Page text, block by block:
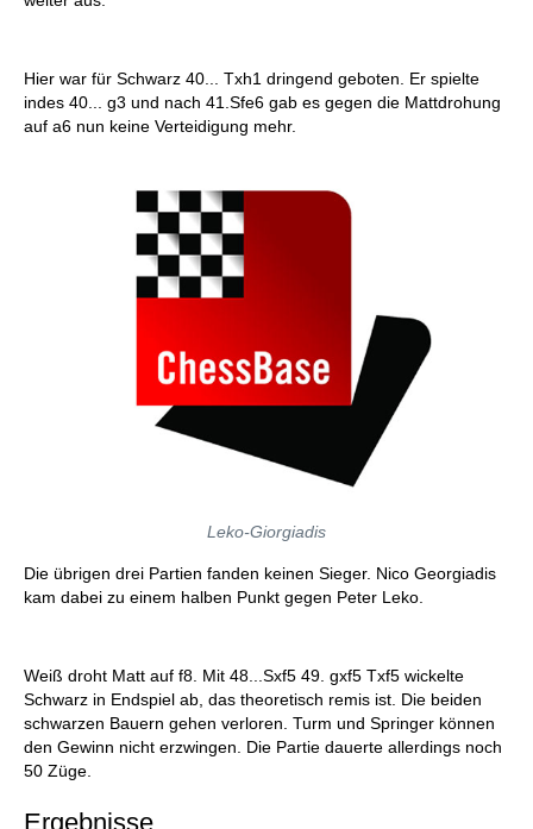
Hier war für Schwarz 40... Txh1 dringend geboten. Er spielte
indes 40... g3 und nach 41.Sfe6 gab es gegen die Mattdrohung
auf a6 nun keine Verteidigung mehr.
Leko-Giorgiadis
Die übrigen drei Partien fanden keinen Sieger. Nico Georgiadis
kam dabei zu einem halben Punkt gegen Peter Leko.
Weiß droht Matt auf f8. Mit 48...Sxf5 49. gxf5 Txf5 wickelte
Schwarz in Endspiel ab, das theoretisch remis ist. Die beiden
schwarzen Bauern gehen verloren. Turm und Springer können
den Gewinn nicht erzwingen. Die Partie dauerte allerdings noch
50 Züge.
Ergebnisse